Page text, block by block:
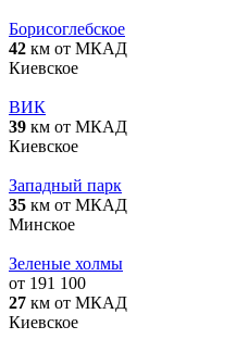
Борисоглебское
42 км от МКАД
Киевское
ВИК
39 км от МКАД
Киевское
Западный парк
35 км от МКАД
Минское
Зеленые холмы
от 191 100
27 км от МКАД
Киевское